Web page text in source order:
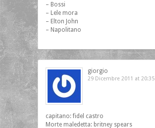
– Bossi
– Lele mora
– Elton John
– Napolitano
giorgio
29 Dicembre 2011 at 20:35
capitano: fidel castro
Morte maledetta: britney spears